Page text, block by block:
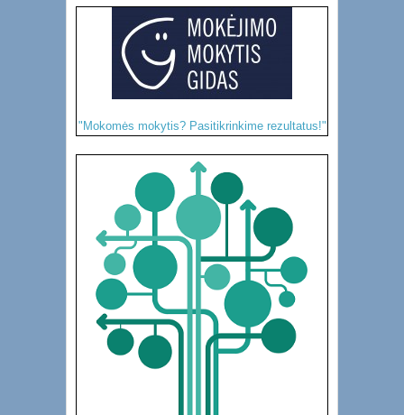
"Mokomės mokytis? Pasitikrinkime rezultatus!"